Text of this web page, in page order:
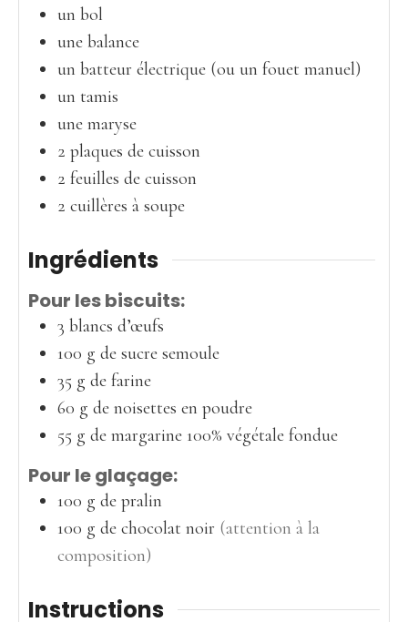
un bol
une balance
un batteur électrique (ou un fouet manuel)
un tamis
une maryse
2 plaques de cuisson
2 feuilles de cuisson
2 cuillères à soupe
Ingrédients
Pour les biscuits:
3 blancs d’œufs
100 g de sucre semoule
35 g de farine
60 g de noisettes en poudre
55 g de margarine 100% végétale fondue
Pour le glaçage:
100 g de pralin
100 g de chocolat noir (attention à la
composition)
Instructions